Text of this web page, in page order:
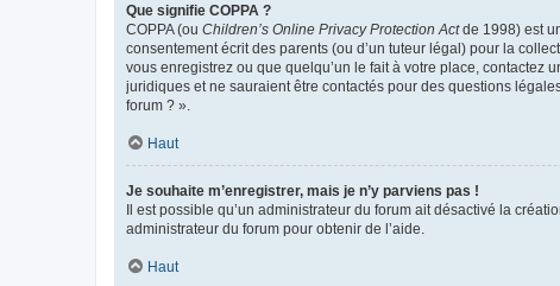
Que signifie COPPA ?
COPPA (ou Children’s Online Privacy Protection Actde 1998) est
consentement écrit des parents (ou d’un tuteur légal) pour la
vous enregistrez ou que quelqu’un le fait à votre place,
juridiques et ne sauraient être contactés pour des questions
forum ? ».
Haut
Je souhaite m’enregistrer, mais je n’y parviens pas !
Il est possible qu’un administrateur du forum ait désactivé la
administrateur du forum pour obtenir de l’aide.
Haut